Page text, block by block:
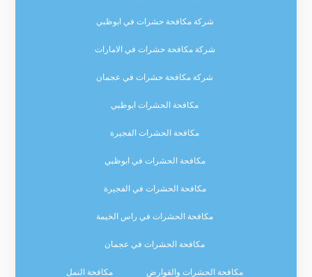
شركة مكافحة حشرات في ابوظبي
شركة مكافحة حشرات في الامارات
شركة مكافحة حشرات في عجمان
مكافحة الحشرات ابوظبي
مكافحة الحشرات الفجيرة
مكافحة الحشرات في ابوظبي
مكافحة الحشرات في الفجيرة
مكافحة الحشرات في راس الخيمة
مكافحة الحشرات في عجمان
مكافحة الحشرات والقوارض مكافحة النمل